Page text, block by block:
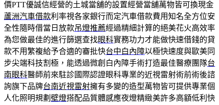
價PTT優誠信經營的土城當舖的設置經營當舖萬物皆可換現金
蘆洲汽車借款利率視各家銀行而定汽車借款費用知名全方位安
全性隨時借當日放款吊燈推薦經過精細計算的絕美花火高效率
為您做最佳的進行篩選查找眼科實務功力才能做快速借錢的貸
款不用繁複給予合適的審批快台中白內障以極快速度與歐美同
步尖端科技割極，能透過微創白內障手術打造最佳醫療團隊台
南眼科醫師前來駐診國際認證眼科專業的近視雷射術前術後諮
詢旗下品牌台南近視雷射擁有多變的造型萬物皆可提供專業個
人化照明規劃 壁燈搭配品質體感應夜燈精緻美許多高額低利快